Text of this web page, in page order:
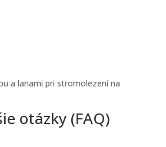
otázky (FAQ)